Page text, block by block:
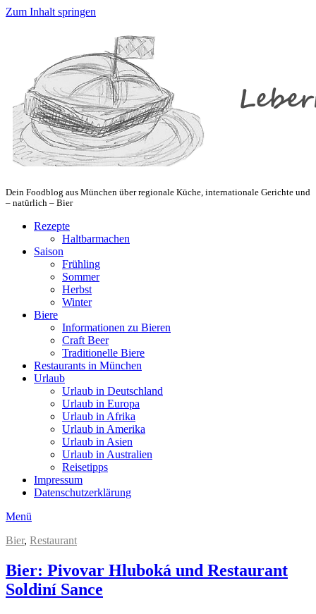
Zum Inhalt springen
Dein Foodblog aus München über regionale Küche, internationale Gerichte und
– natürlich – Bier
Rezepte
Haltbarmachen
Saison
Frühling
Sommer
Herbst
Winter
Biere
Informationen zu Bieren
Craft Beer
Traditionelle Biere
Restaurants in München
Urlaub
Urlaub in Deutschland
Urlaub in Europa
Urlaub in Afrika
Urlaub in Amerika
Urlaub in Asien
Urlaub in Australien
Reisetipps
Impressum
Datenschutzerklärung
Menü
Bier, Restaurant
Bier: Pivovar Hluboká und Restaurant
Soldiní Sance